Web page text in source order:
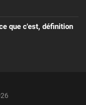
que c'est, définition